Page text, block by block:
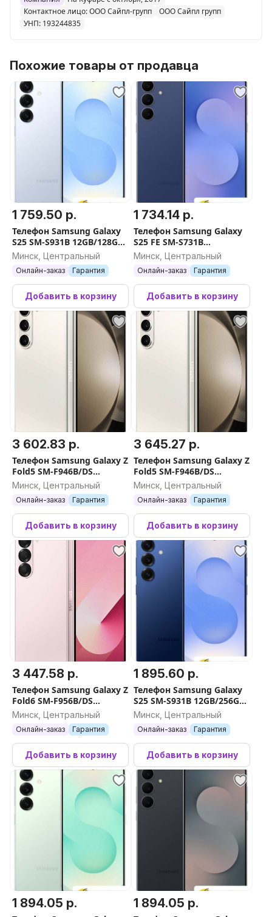
Контактное лицо: ООО Сайпл-групп
ООО Сайпл групп
УНП: 193244835
Похожие товары от продавца
1 759.50 р.
Телефон Samsung Galaxy
S25 SM-S931B 12GB/128GB
(голубой)
Минск, Центральный
Онлайн-заказ Гарантия
Добавить в корзину
1 734.14 р.
Телефон Samsung Galaxy
S25 FE SM-S731B
8GB/256GB (синий)
Минск, Центральный
Онлайн-заказ Гарантия
Добавить в корзину
3 602.83 р.
Телефон Samsung Galaxy Z
Fold5 SM-F946B/DS
12GB/512GB (бежевый)
Минск, Центральный
Онлайн-заказ Гарантия
Добавить в корзину
3 645.27 р.
Телефон Samsung Galaxy Z
Fold5 SM-F946B/DS
12GB/256GB (бежевый)
Минск, Центральный
Онлайн-заказ Гарантия
Добавить в корзину
3 447.58 р.
Телефон Samsung Galaxy Z
Fold6 SM-F956B/DS
12GB/256GB (розовый)
Минск, Центральный
Онлайн-заказ Гарантия
Добавить в корзину
1 895.60 р.
Телефон Samsung Galaxy
S25 SM-S931B 12GB/256GB
(синий)
Минск, Центральный
Онлайн-заказ Гарантия
Добавить в корзину
1 894.05 р. 1 894.05 р.